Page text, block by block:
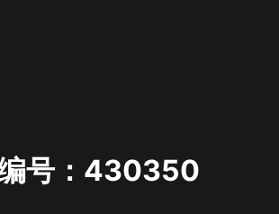
号：430350